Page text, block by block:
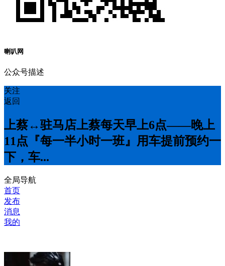
喇叭网
公众号描述
关注
返回
上蔡↔️驻马店上蔡每天早上6点——晚上
11点『每一半小时一班』用车提前预约一
下，车...
全局导航
首页
发布
消息
我的